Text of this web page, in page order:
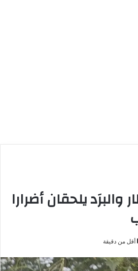
والبرَد يلحقان أضرارا
أقل من دقيقة